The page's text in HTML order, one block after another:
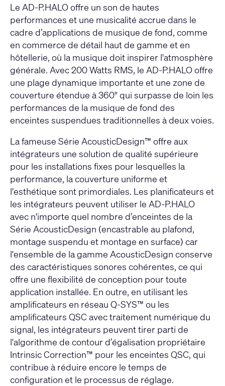
Le AD-P.HALO offre un son de hautes
performances et une musicalité accrue dans le
cadre d’applications de musique de fond, comme
en commerce de détail haut de gamme et en
hôtellerie, où la musique doit inspirer l'atmosphère
générale. Avec 200 Watts RMS, le AD-P.HALO offre
une plage dynamique importante et une zone de
couverture étendue à 360° qui surpasse de loin les
performances de la musique de fond des
enceintes suspendues traditionnelles à deux voies.
La fameuse Série AcousticDesign™ offre aux
intégrateurs une solution de qualité supérieure
pour les installations fixes pour lesquelles la
performance, la couverture uniforme et
l'esthétique sont primordiales. Les planificateurs et
les intégrateurs peuvent utiliser le AD-P.HALO
avec n'importe quel nombre d’enceintes de la
Série AcousticDesign (encastrable au plafond,
montage suspendu et montage en surface) car
l'ensemble de la gamme AcousticDesign conserve
des caractéristiques sonores cohérentes, ce qui
offre une flexibilité de conception pour toute
application installée. En outre, en utilisant les
amplificateurs en réseau Q-SYS™ ou les
amplificateurs QSC avec traitement numérique du
signal, les intégrateurs peuvent tirer parti de
l'algorithme de contour d’égalisation propriétaire
Intrinsic Correction™ pour les enceintes QSC, qui
contribue à réduire encore le temps de
configuration et le processus de réglage.